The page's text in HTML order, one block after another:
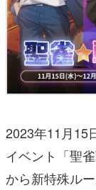
2023年11月15
イベント「聖
から新特殊ル